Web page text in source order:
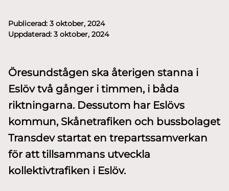
Publicerad: 3 oktober, 2024
Uppdaterad: 3 oktober, 2024
Öresundstågen ska återigen stanna i
Eslöv två gånger i timmen, i båda
riktningarna. Dessutom har Eslövs
kommun, Skånetrafiken och bussbolaget
Transdev startat en trepartssamverkan
för att tillsammans utveckla
kollektivtrafiken i Eslöv.